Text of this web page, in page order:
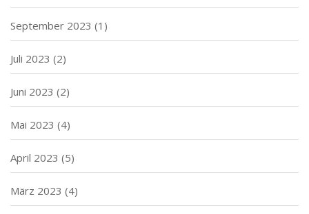
September 2023 (1)
Juli 2023 (2)
Juni 2023 (2)
Mai 2023 (4)
April 2023 (5)
März 2023 (4)